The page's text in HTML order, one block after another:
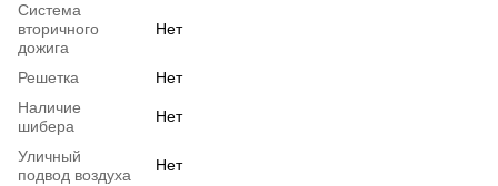
Система
вторичного
дожига
Нет
Решетка
Нет
Наличие
шибера
Нет
Уличный
подвод воздуха
Нет